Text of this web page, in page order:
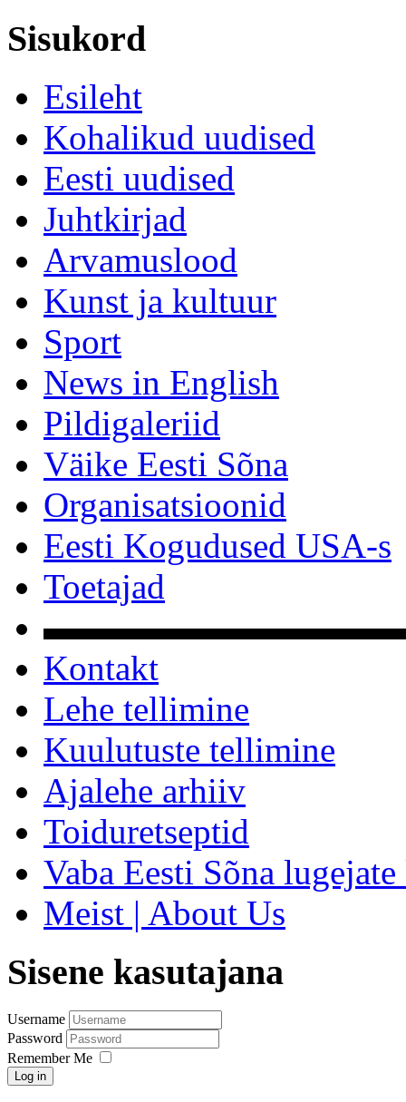
Sisukord
Esileht
Kohalikud uudised
Eesti uudised
Juhtkirjad
Arvamuslood
Kunst ja kultuur
Sport
News in English
Pildigaleriid
Väike Eesti Sõna
Organisatsioonid
Eesti Kogudused USA-s
Toetajad
Kontakt
Lehe tellimine
Kuulutuste tellimine
Ajalehe arhiiv
Toiduretseptid
Vaba Eesti Sõna
Meist | About Us
Sisene kasutajana
Username
Password
Remember Me
Log in